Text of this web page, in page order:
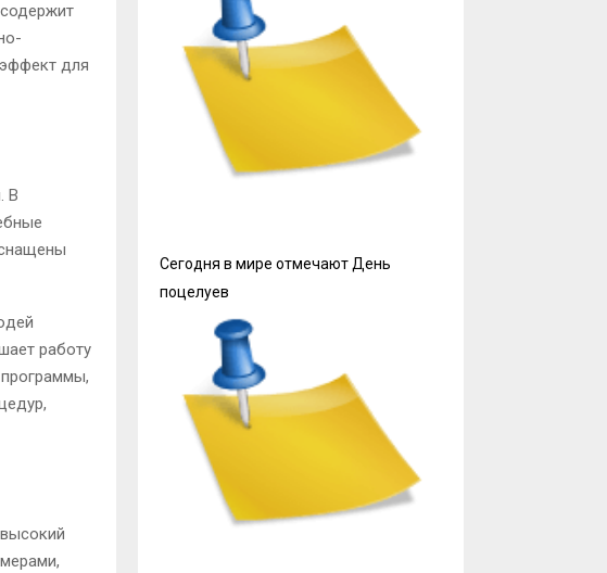
для
В
работу
Сегодня в мире отмечают День
поцелуев